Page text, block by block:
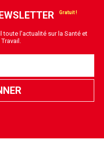
toute l'actualité sur la Santé et